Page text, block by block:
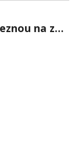
Prohlídka s princeznou na zámku Stekník